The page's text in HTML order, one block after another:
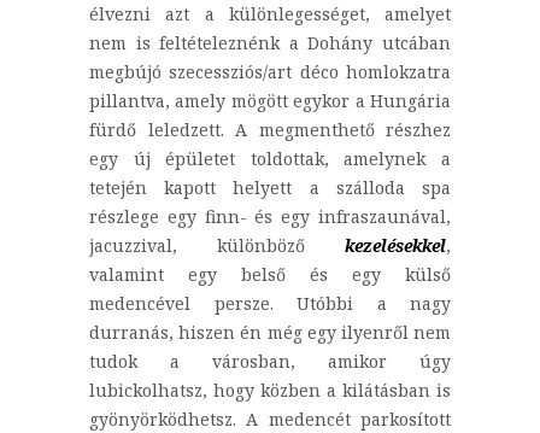
élvezni azt a különlegességet, amelyet
nem is feltételeznénk a Dohány utcában
megbújó szecessziós/art déco homlokzatra
pillantva, amely mögött egykor a Hungária
fürdő leledzett. A megmenthető részhez
egy új épületet toldottak, amelynek a
tetején kapott helyett a szálloda spa
részlege egy finn- és egy infraszaunával,
jacuzzival, különböző kezelésekkel,
valamint egy belső és egy külső
medencével persze. Utóbbi a nagy
durranás, hiszen én még egy ilyenről nem
tudok a városban, amikor úgy
lubickolhatsz, hogy közben a kilátásban is
gyönyörködhetsz. A medencét parkosított